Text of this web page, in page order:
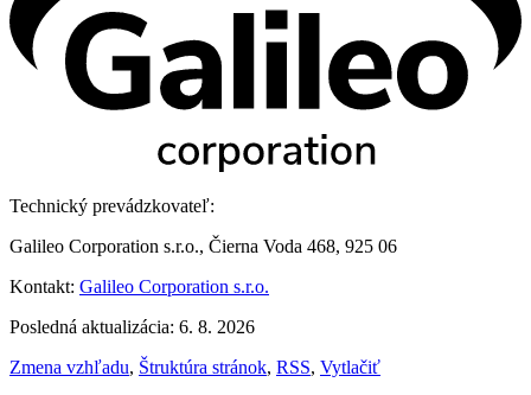
Technický prevádzkovateľ:
Galileo Corporation s.r.o., Čierna Voda 468, 925 06
Kontakt: Galileo Corporation s.r.o.
Posledná aktualizácia: 6. 8. 2026
Zmena vzhľadu, Štruktúra stránok, RSS, Vytlačiť